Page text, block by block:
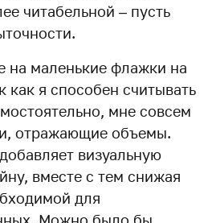
читабельной – пусть
на маленькие флажки на
как я способен считывать
мне совсем
отражающие объемы.
визуальную
вместе с тем снижая
для